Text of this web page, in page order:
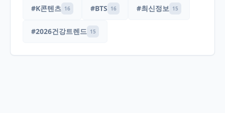
#K콘텐츠 16 #BTS 16 #최신정보 15
#2026건강트렌드 15